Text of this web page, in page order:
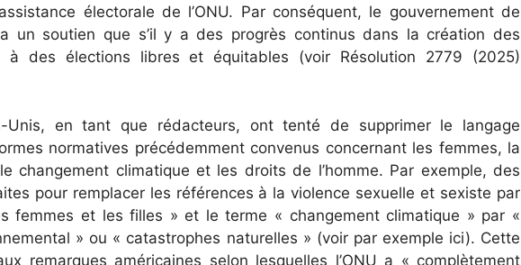
électorale de l’ONU. Par conséquent, le gouvernement de
un soutien que s’il y a des progrès continus dans la création des
à des élections libres et équitables (voir Résolution 2779 (2025)
Unis, en tant que rédacteurs, ont tenté de supprimer le langage
normatives précédemment convenus concernant les femmes, la
changement climatique et les droits de l’homme. Par exemple, des
pour remplacer les références à la violence sexuelle et sexiste par
femmes et les filles » et le terme « changement climatique » par «
» ou « catastrophes naturelles » (voir par exemple ici). Cette
remarques américaines selon lesquelles l’ONU a « complètement